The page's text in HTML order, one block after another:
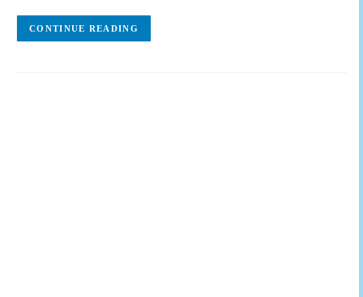
CONTINUE READING